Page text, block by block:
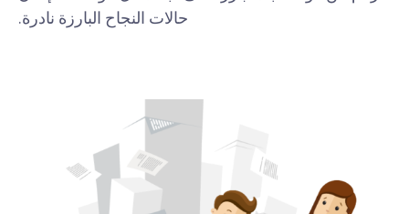
حالات النجاح البارزة نادرة.